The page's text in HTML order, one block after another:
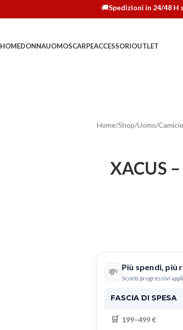
Spedizioni in 24/48 H su
HOMEDONNAUOMOSCARPEACCESSORIOUTLET
Home/Shop/Uomo/Camicie
XACUS
💸 Più spendi, più
Sconti progressivi
FASCIA DI SPESA
🛒 199–499 €